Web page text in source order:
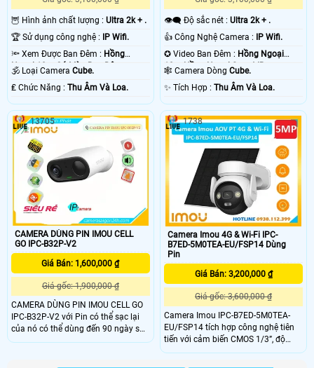
🦉 Hình ảnh chất lượng : Ultra 2k + .
🏆 Sử dụng công nghệ :
IP Wifi.
🔦 Xem Được Ban Đêm : Hồng
Ngoại 10m Có Màu Ban Ðêm.
🕉️ Loại Camera Cube.
️₤ Chức Năng : Thu Âm Và Loa.
👁️‍🗨 Độ sắc nét :Ultra 2k + .
👍 Công Nghệ Camera :
IP Wifi.
✪ Video Ban Đêm : Hồng Ngoại
10m Hồng Ngoại Smart IR.
🕸️ Camera DòngCube.
️✨ Tích Hợp :Thu Âm Và Loa.
CAMERA DÙNG PIN IMOU CELL
GO IPC-B32P-V2
Giá Bán: 1,600,000 ₫
Giá gốc: 1,900,000 ₫
CAMERA DÙNG PIN IMOU CELL GO
IPC-B32P-V2 với Pin có thể sạc lại
của nó có thể dùng đến 90 ngày sau
một lần sạc. Công nghệ phát hiện
13705
Camera Imou 4G & Wi-Fi IPC-
B7ED-5M0TEA-EU/FSP14 Dùng
Pin
Giá Bán: 3,200,000 ₫
Giá gốc: 3,600,000 ₫
Camera Imou IPC-B7ED-5M0TEA-
EU/FSP14 tích hợp công nghệ tiên
tiến với cảm biến CMOS 1/3”, độ
phân giải 5MP, ống kính 3.6mm góc
1738